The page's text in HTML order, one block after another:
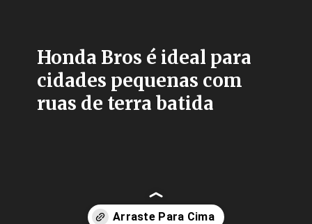
Honda Bros é ideal para
cidades pequenas com
ruas de terra batida